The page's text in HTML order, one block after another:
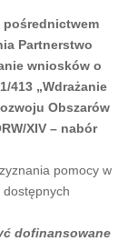
pośrednictwem
Partnerstwo
wniosków o
413 „Wdrażanie
Obszarów
XIV – nabór
pomocy w
dostępnych
dofinansowane